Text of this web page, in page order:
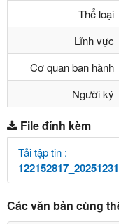
Thể loại
Lĩnh vực
Cơ quan ban hành
Người ký
File đính kèm
Tải tập tin :
Các văn bản cùng